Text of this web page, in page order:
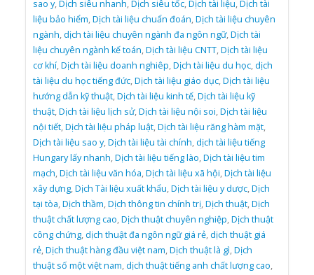
sao y,Dịch siêu nhanh,Dịch siêu tốc,Dịch tài liệu,Dịch tài
liệu bảo hiểm,Dịch tài liệu chuẩn đoán,Dịch tài liệu chuyên
ngành,dịch tài liệu chuyên ngành đa ngôn ngữ,Dịch tài
liệu chuyên ngành kế toán,Dịch tài liệu CNTT,Dịch tài liệu
cơ khí,Dịch tài liệu doanh nghiêp,Dịch tài liệu du học,dịch
tài liệu du học tiếng đức,Dịch tài liệu giáo dục,Dịch tài liệu
hướng dẫn kỹ thuật,Dịch tài liệu kinh tế,Dịch tài liệu kỹ
thuật,Dịch tài liệu lịch sử,Dịch tài liệu nội soi,Dịch tài liệu
nội tiết,Dịch tài liệu pháp luật,Dịch tài liệu răng hàm mặt,
Dịch tài liệu sao y,Dịch tài liệu tài chính,dịch tài liệu tiếng
Hungary lấy nhanh,Dịch tài liệu tiếng lào,Dịch tài liệu tim
mạch,Dịch tài liệu văn hóa,Dịch tài liệu xã hội,Dịch tài liệu
xây dựng,Dịch Tài liệu xuất khẩu,Dịch tài liệu y dược,Dịch
tại tòa,Dịch thầm,Dịch thông tin chính trị,Dịch thuật,Dịch
thuật chất lượng cao,Dịch thuật chuyên nghiệp,Dịch thuật
công chứng,dịch thuật đa ngôn ngữ giá rẻ,dịch thuật giá
rẻ,Dịch thuật hàng đầu việt nam,Dịch thuật là gì,Dịch
thuật số một việt nam,dịch thuật tiếng anh chất lượng cao,